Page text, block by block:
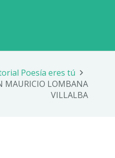
Poesía eres tú
MAURICIO LOMBANA
VILLALBA